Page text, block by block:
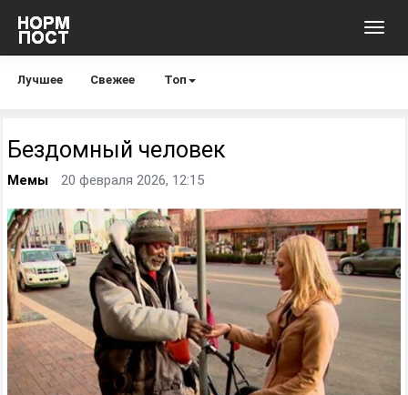
Лучшее Свежее Топ
Бездомный человек
Мемы 20 февраля 2026, 12:15